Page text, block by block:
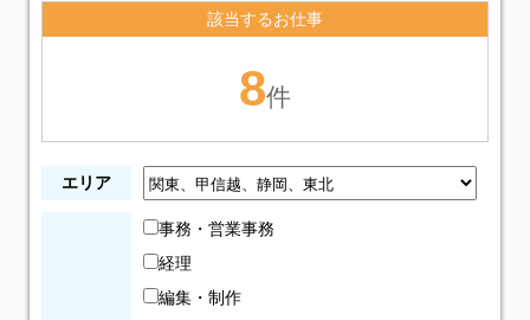
該当するお仕事
8件
エリア
事務・営業事務
経理
編集・制作